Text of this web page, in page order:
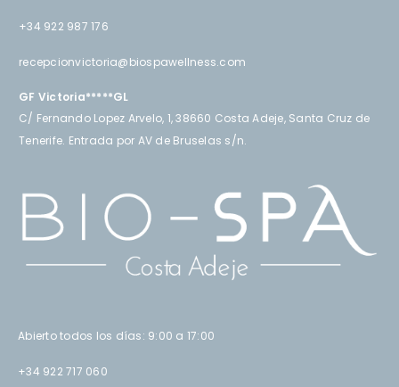
+34 922 987 176
recepcionvictoria@biospawellness.com
GF Victoria*****GL
C/ Fernando Lopez Arvelo, 1, 38660 Costa Adeje, Santa Cruz de
Tenerife. Entrada por AV de Bruselas s/n.
Abierto todos los días: 9:00 a 17:00
+34 922 717 060